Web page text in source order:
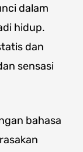
dalam
hidup.
dan
sensasi
bahasa